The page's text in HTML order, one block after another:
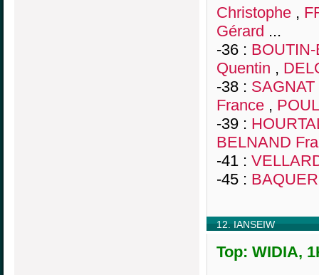
Christophe ,
Gérard ...
-36 :
Quentin ,
-38 :
France ,
-39 :
BELNAND
-41 :
-45 :
12. IANSEIW
Top: WIDIA,